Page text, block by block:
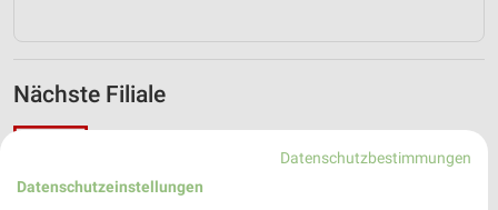
Nächste Filiale
Herforder Straße 93-95
32105 Bad Salzuflen
Datenschutzbestimmungen
Datenschutzeinstellungen